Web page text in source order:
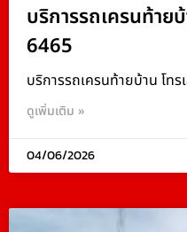
บริการรถเครนท้าย
6465
บริการรถเครนท้ายบ้าน โท
ดูเพิ่มเติม »
04/06/2026